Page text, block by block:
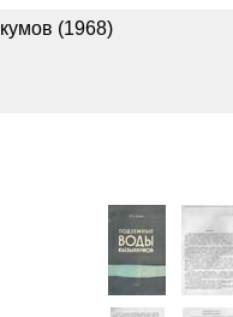
(1968)